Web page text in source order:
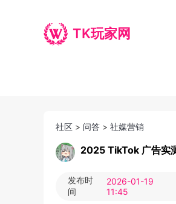
TK玩家网
社区 > 问答 > 社媒营销
2025 TikTok 广告实
发布时
间
2026-01-19
11:45